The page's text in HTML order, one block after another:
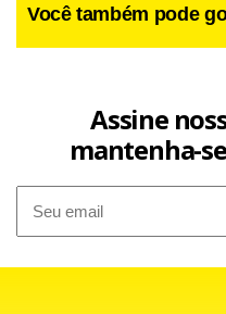
O incidente em questão
com o Hannover no
deixavam o campo,
Você também pode
Assine
mantenha-